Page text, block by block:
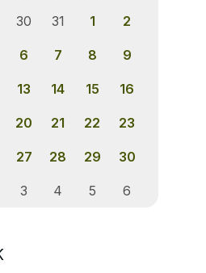
30 31 1 2
6 7 8 9
13 14 15 16
20 21 22 23
27 28 29 30
3 4 5 6